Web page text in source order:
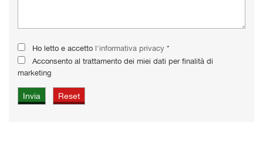
Ho letto e accetto l'informativa privacy *
Acconsento al trattamento dei miei dati per finalità di
marketing